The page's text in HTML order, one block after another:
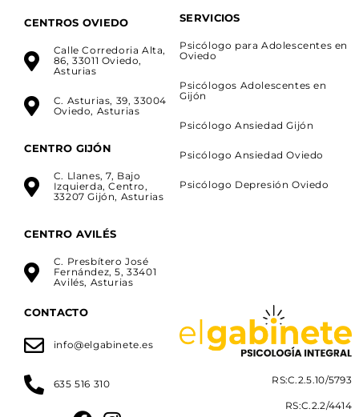
CENTROS OVIEDO
Calle Corredoria Alta,
86, 33011 Oviedo,
Asturias
C. Asturias, 39, 33004
Oviedo, Asturias
CENTRO GIJÓN
C. Llanes, 7, Bajo
Izquierda, Centro,
33207 Gijón, Asturias
CENTRO AVILÉS
C. Presbítero José
Fernández, 5, 33401
Avilés, Asturias
SERVICIOS
Psicólogo para Adolescentes en
Oviedo
Psicólogos Adolescentes en
Gijón
Psicólogo Ansiedad Gijón
Psicólogo Ansiedad Oviedo
Psicólogo Depresión Oviedo
CONTACTO
info@elgabinete.es
635 516 310 RS:C.2.5.10/5793
RS:C.2.2/4414